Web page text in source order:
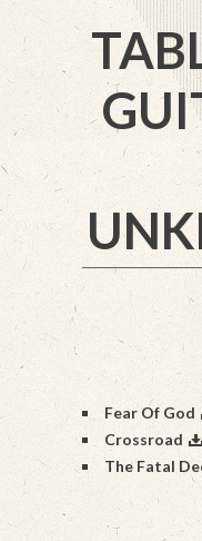
Fear Of God
Crossroad
The Fatal